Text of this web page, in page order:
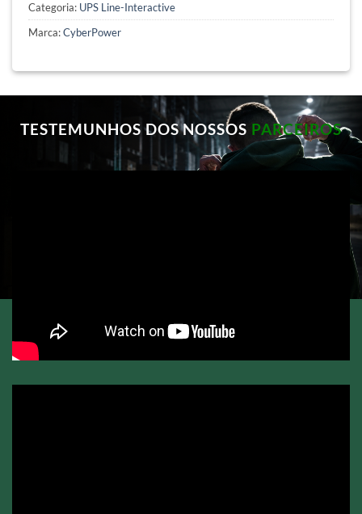
Categoria: UPS Line-Interactive
Marca:CyberPower
TESTEMUNHOS DOS NOSSOS PARCEIROS